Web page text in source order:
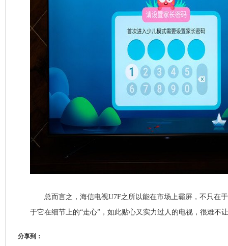
总而言之，海信电视U7F之所以能在市场上霸屏，不只在
于它在细节上的“走心”，如此贴心又实力过人的电视，很难不
分享到：